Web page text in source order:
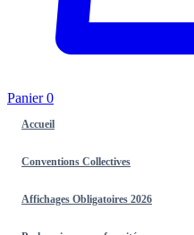
Panier0
Accueil
Conventions Collectives
Affichages Obligatoires 2026